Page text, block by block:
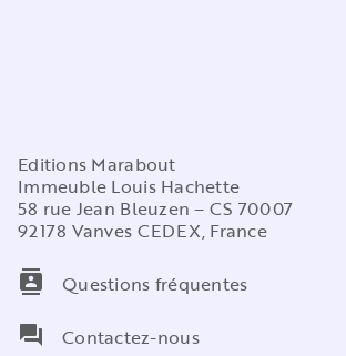
Editions Marabout
Immeuble Louis Hachette
58 rue Jean Bleuzen – CS 70007
92178 Vanves CEDEX, France
contacts
Questions fréquentes
question_answer
Contactez-nous